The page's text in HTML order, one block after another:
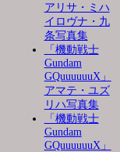
アリサ・ミハ
イロヴナ・九
条写真集
「機動戦士
Gundam
GQuuuuuuX」
アマテ・ユズ
リハ写真集
「機動戦士
Gundam
GQuuuuuuX」